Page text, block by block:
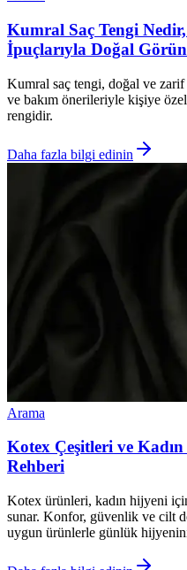
Kumral Saç Tengi
İpuçlarıyla Doğal
Kumral saç tengi, doğal ve zarif
ve bakım önerileriyle kişiye
rengidir.
Daha fazla bilgi edinin
Arama
Kotex Çeşitleri ve
Rehberi
Kotex ürünleri, kadın hijyeni
sunar. Konfor, güvenlik ve cilt
uygun ürünlerle günlük